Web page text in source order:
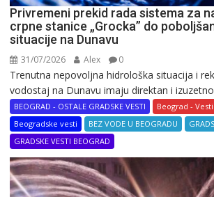
Privremeni prekid rada sistema za
crpne stanice „Grocka” do
situacije na Dunavu
31/07/2026 Alex 0
Trenutna nepovoljna hidrološka situacija i
vodostaj na Dunavu imaju direktan i
BEOGRAD - OSTALE GRADSKE VESTI
Beograd -
Beogradske vesti
BEZ VODE U BEOGRADU
GRADSKE VESTI BEOGRAD